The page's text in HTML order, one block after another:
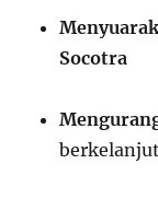
Socotra